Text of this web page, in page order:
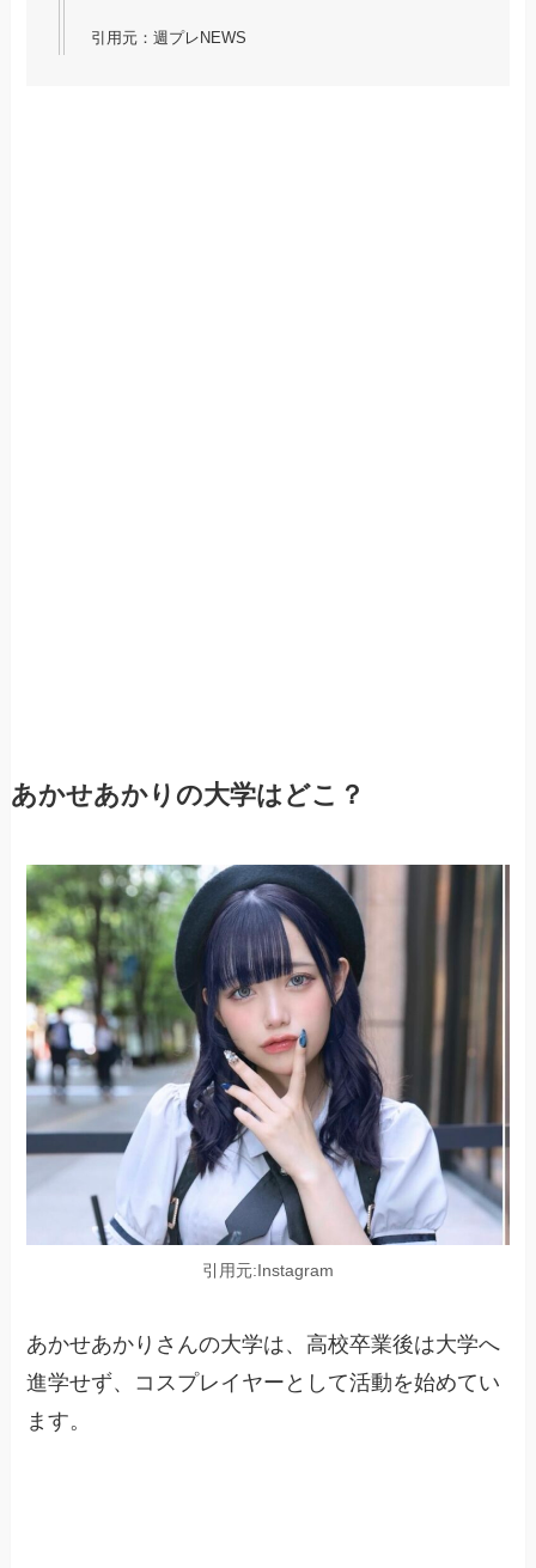
引用元：週プレNEWS
あかせあかりの大学はどこ？
引用元:Instagram
あかせあかりさんの大学は、高校卒業後は大学へ
進学せず、コスプレイヤーとして活動を始めてい
ます。